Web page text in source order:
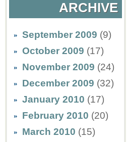
ARCHIVE
September 2009 (9)
October 2009 (17)
November 2009 (24)
December 2009 (32)
January 2010 (17)
February 2010 (20)
March 2010 (15)